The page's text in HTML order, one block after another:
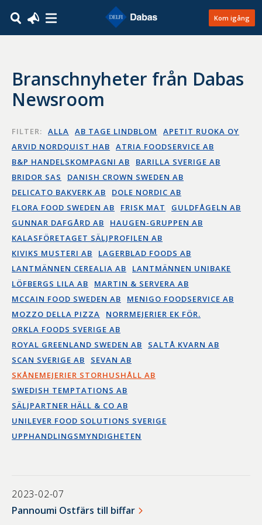
Kom igång
Branschnyheter från Dabas
Newsroom
FILTER: ALLA AB TAGE LINDBLOM
APETIT RUOKA OY
ARVID NORDQUIST HAB
ATRIA FOODSERVICE AB
B&P HANDELSKOMPAGNI AB
BARILLA SVERIGE AB
BRIDOR SAS
DANISH CROWN SWEDEN AB
DELICATO BAKVERK AB
DOLE NORDIC AB
FLORA FOOD SWEDEN AB
FRISK MAT
GULDFÅGELN AB
GUNNAR DAFGÅRD AB
HAUGEN-GRUPPEN AB
KALASFÖRETAGET SÄLJPROFILEN AB
KIVIKS MUSTERI AB
LAGERBLAD FOODS AB
LANTMÄNNEN CEREALIA AB
LANTMÄNNEN UNIBAKE
LÖFBERGS LILA AB
MARTIN & SERVERA AB
MCCAIN FOOD SWEDEN AB
MENIGO FOODSERVICE AB
MOZZO DELLA PIZZA
NORRMEJERIER EK FÖR.
ORKLA FOODS SVERIGE AB
ROYAL GREENLAND SWEDEN AB
SALTÅ KVARN AB
SCAN SVERIGE AB
SEVAN AB
SKÅNEMEJERIER STORHUSHÅLL AB
SWEDISH TEMPTATIONS AB
SÄLJPARTNER HÄLL & CO AB
UNILEVER FOOD SOLUTIONS SVERIGE
UPPHANDLINGSMYNDIGHETEN
2023-02-07
Pannoumi Ostfärs till biffar